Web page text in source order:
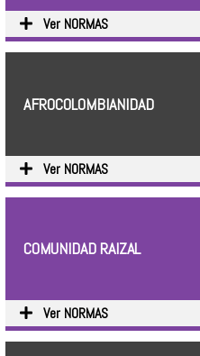
Ver NORMAS
AFROCOLOMBIANIDAD
Ver NORMAS
COMUNIDAD RAIZAL
Ver NORMAS